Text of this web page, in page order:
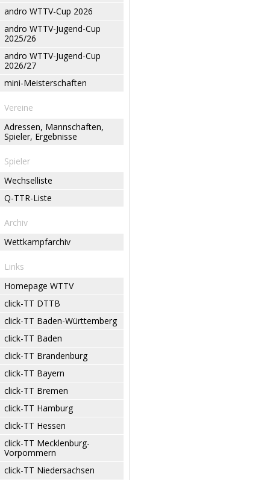
andro WTTV-Cup 2026
andro WTTV-Jugend-Cup
2025/26
andro WTTV-Jugend-Cup
2026/27
mini-Meisterschaften
Vereine
Adressen, Mannschaften,
Spieler, Ergebnisse
Spieler
Wechselliste
Q-TTR-Liste
Archiv
Wettkampfarchiv
Links
Homepage WTTV
click-TT DTTB
click-TT Baden-Württemberg
click-TT Baden
click-TT Brandenburg
click-TT Bayern
click-TT Bremen
click-TT Hamburg
click-TT Hessen
click-TT Mecklenburg-
Vorpommern
click-TT Niedersachsen